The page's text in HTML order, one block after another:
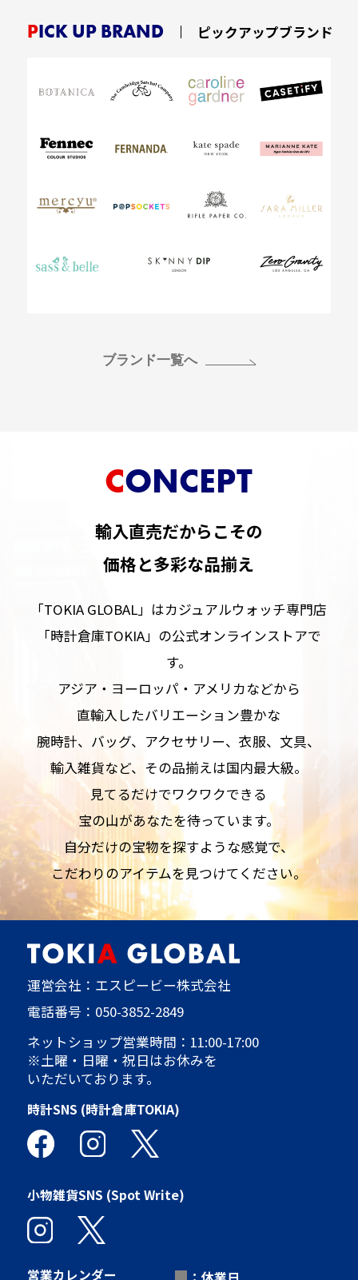
PICK UP BRAND ピックアップブランド
ブランド一覧へ
CONCEPT
輸入直売だからこその
価格と多彩な品揃え
「TOKIA GLOBAL」はカジュアルウォッチ専門店
「時計倉庫TOKIA」の公式オンラインストアで
す。
アジア・ヨーロッパ・アメリカなどから
直輸入したバリエーション豊かな
腕時計、バッグ、アクセサリー、衣服、文具、
輸入雑貨など、その品揃えは国内最大級。
見てるだけでワクワクできる
宝の山があなたを待っています。
自分だけの宝物を探すような感覚で、
こだわりのアイテムを見つけてください。
運営会社：エスピービー株式会社
電話番号： 050-3852-2849
ネットショップ営業時間：11:00-17:00
※土曜・日曜・祝日はお休みを
いただいております。
時計SNS (時計倉庫TOKIA)
小物雑貨SNS (Spot Write)
営業カレンダー